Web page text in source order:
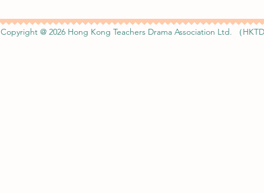
Copyright @ 2026 Hong Kong Teachers Drama Association Ltd. （